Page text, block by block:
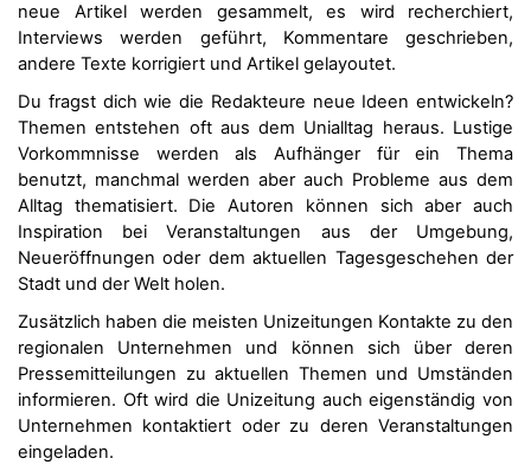
neue Artikel werden gesammelt, es wird recherchiert,
Interviews werden geführt, Kommentare geschrieben,
andere Texte korrigiert und Artikel gelayoutet.
Du fragst dich wie die Redakteure neue Ideen entwickeln?
Themen entstehen oft aus dem Unialltag heraus. Lustige
Vorkommnisse werden als Aufhänger für ein Thema
benutzt, manchmal werden aber auch Probleme aus dem
Alltag thematisiert. Die Autoren können sich aber auch
Inspiration bei Veranstaltungen aus der Umgebung,
Neueröffnungen oder dem aktuellen Tagesgeschehen der
Stadt und der Welt holen.
Zusätzlich haben die meisten Unizeitungen Kontakte zu den
regionalen Unternehmen und können sich über deren
Pressemitteilungen zu aktuellen Themen und Umständen
informieren. Oft wird die Unizeitung auch eigenständig von
Unternehmen kontaktiert oder zu deren Veranstaltungen
eingeladen.